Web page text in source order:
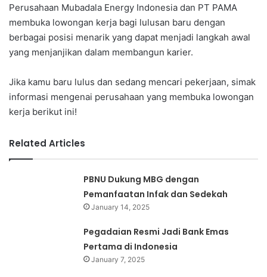
Perusahaan Mubadala Energy Indonesia dan PT PAMA
membuka lowongan kerja bagi lulusan baru dengan
berbagai posisi menarik yang dapat menjadi langkah awal
yang menjanjikan dalam membangun karier.
Jika kamu baru lulus dan sedang mencari pekerjaan, simak
informasi mengenai perusahaan yang membuka lowongan
kerja berikut ini!
Related Articles
PBNU Dukung MBG dengan
Pemanfaatan Infak dan Sedekah
January 14, 2025
Pegadaian Resmi Jadi Bank Emas
Pertama di Indonesia
January 7, 2025